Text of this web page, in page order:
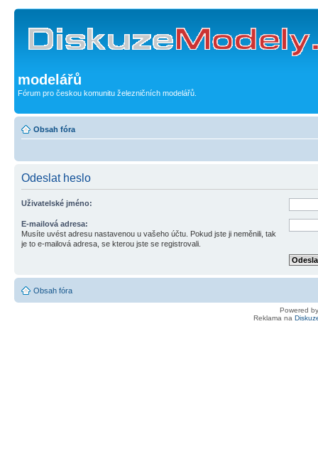
modelářů
Fórum pro českou komunitu železničních modelářů.
Obsah fóra
Odeslat heslo
Uživatelské jméno:
E-mailová adresa:
Musíte uvést adresu nastavenou u vašeho účtu. Pokud jste ji neměnili, tak
je to e-mailová adresa, se kterou jste se registrovali.
Obsah fóra
Powered
Reklama na